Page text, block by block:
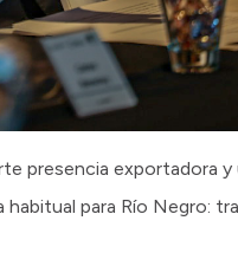
presencia exportadora y
para Río Negro: